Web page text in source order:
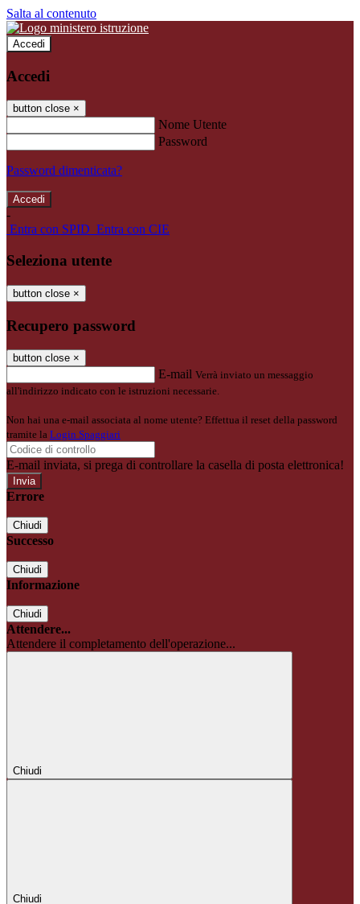
Salta al contenuto
Accedi
Accedi
button close ×
Nome Utente
Password
Password dimenticata?
-
Entra con SPID Entra con CIE
Seleziona utente
button close ×
Recupero password
button close ×
E-mail Verrà inviato un messaggio
all'indirizzo indicato con le istruzioni necessarie.
Non hai una e-mail associata al nome utente? Effettua il reset della password
tramite la Login Spaggiari
E-mail inviata, si prega di controllare la casella di posta elettronica!
Errore
Chiudi
Successo
Chiudi
Informazione
Chiudi
Attendere...
Attendere il completamento dell'operazione...
Chiudi
Chiudi